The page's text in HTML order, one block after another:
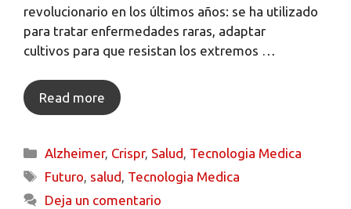
revolucionario en los últimos años: se ha utilizado
para tratar enfermedades raras, adaptar
cultivos para que resistan los extremos …
Read more
Alzheimer, Crispr, Salud, Tecnologia Medica
Futuro, salud, Tecnologia Medica
Deja un comentario